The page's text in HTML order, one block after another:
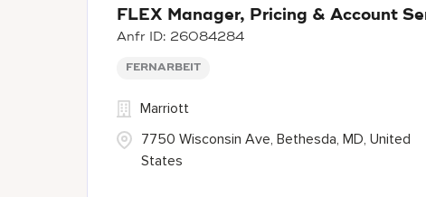
FLEX Manager, Pricing & Account
26084284
FERNARBEIT
7750 Wisconsin Ave, Bethesda, MD, United
States
Marriott